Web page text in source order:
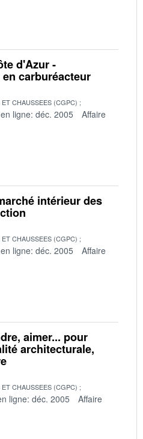
d'Azur -
carburéacteur
CHAUSSEES (CGPC)
ligne: déc. 2005
Affaire
intérieur des
CHAUSSEES (CGPC)
ligne: déc. 2005
Affaire
aimer... pour
architecturale,
CHAUSSEES (CGPC)
ligne: déc. 2005
Affaire